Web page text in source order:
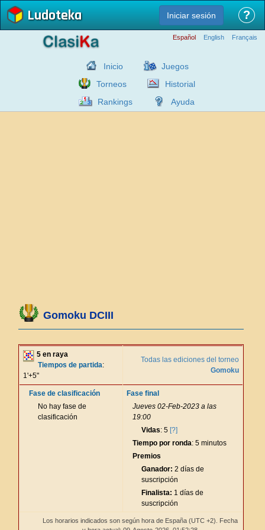
Ludoteka Iniciar sesión ?
Español English Français
Inicio
Juegos
Torneos
Historial
Rankings
Ayuda
Gomoku DCIII
5 en raya
Tiempos de partida:
1'+5"
Todas las ediciones del torneo
Gomoku
Fase de clasificación
No hay fase de
clasificación
Fase final
Jueves 02-Feb-2023 a las
19:00
Vidas: 5 [?]
Tiempo por ronda: 5 minutos
Premios
Ganador: 2 días de
suscripción
Finalista: 1 días de
suscripción
Los horarios indicados son según hora de España (UTC +2). Fecha